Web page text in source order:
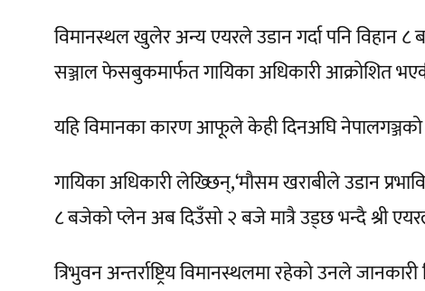
विमानस्थल खुलेर अन्य एयरले उडान गर्दा पनि विहान
सञ्जाल फेसबुकमार्फत गायिका अधिकारी आक्रोशित
यहि विमानका कारण आफूले केही दिनअघि
गायिका अधिकारी लेख्छिन्,‘मौसम खराबीले उडान
८ बजेको प्लेन अब दिउँसो २ बजे मात्रै उड्छ भन्दै श्री
त्रिभुवन अन्तर्राष्ट्रिय विमानस्थलमा रहेको उनले